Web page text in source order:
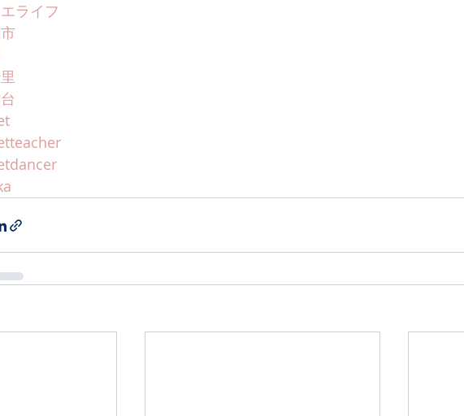
ライフ